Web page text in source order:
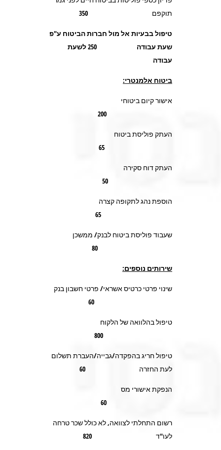
תוקפם 350
טיפול בבעיות אל מול חברות הביטוח ע"פ
שעת עבודה 250 לשעת
עבודה
ביטוח אלמנטרי:
אישור קיום ביטוחי
העתק פוליסת ביטוח
העתק דוח סקירה
הוספת נהג לתקופה קצרה
שעבוד פוליסת ביטוח לבנק/ ממשכן
שירותים נוספים:
שינוי פרטי כרטיס אשראי/ פרטי חשבון בנק
טיפול בהלוואה של הלקוח
טיפול חריג בהפקדה/גבייה/העברת תשלום
לעת החזרה 60
הנפקת אישורי מס
רשום התחלתי לצוואה, לא כולל שכר טרחה
לעו"ד 820